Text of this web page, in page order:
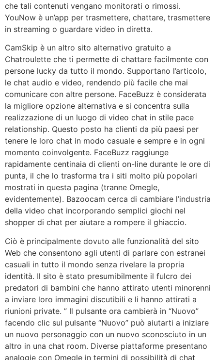
che tali contenuti vengano monitorati o rimossi.
YouNow è un’app per trasmettere, chattare, trasmettere
in streaming o guardare video in diretta.
CamSkip è un altro sito alternativo gratuito a
Chatroulette che ti permette di chattare facilmente con
persone lucky da tutto il mondo. Supportano l’articolo,
le chat audio e video, rendendo più facile che mai
comunicare con altre persone. FaceBuzz è considerata
la migliore opzione alternativa e si concentra sulla
realizzazione di un luogo di video chat in stile pace
relationship. Questo posto ha clienti da più paesi per
tenere le loro chat in modo casuale e sempre e in ogni
momento coinvolgente. FaceBuzz raggiunge
rapidamente centinaia di clienti on-line durante le ore di
punta, il che lo trasforma tra i siti molto più popolari
mostrati in questa pagina (tranne Omegle,
evidentemente). Bazoocam cerca di cambiare l’industria
della video chat incorporando semplici giochi nel
shopper di chat per aiutare a rompere il ghiaccio.
Ciò è principalmente dovuto alle funzionalità del sito
Web che consentono agli utenti di parlare con estranei
casuali in tutto il mondo senza rivelare la propria
identità. Il sito è stato presumibilmente il fulcro dei
predatori di bambini che hanno attirato utenti minorenni
a inviare loro immagini discutibili e li hanno attirati a
riunioni private. ” Il pulsante ora cambierà in “Nuovo”
facendo clic sul pulsante “Nuovo” può aiutarti a iniziare
un nuovo personaggio con un nuovo sconosciuto in un
altro in una chat room. Diverse piattaforme presentano
analogie con Omegle in termini di possibilità di chat